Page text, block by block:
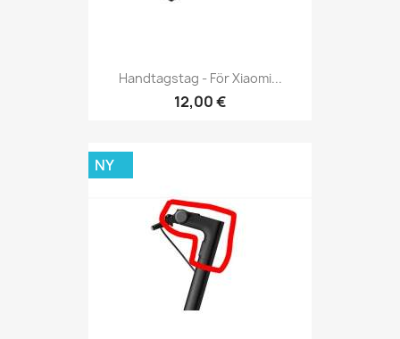
Handtagstag - För Xiaomi...
12,00 €
NY